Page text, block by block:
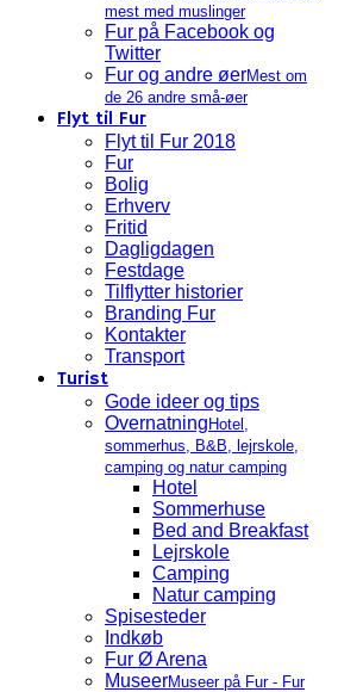
mest med muslinger
Fur på Facebook og
Twitter
Fur og andre øerMest om
de 26 andre små-øer
Flyt til Fur
Flyt til Fur 2018
Fur
Bolig
Erhverv
Fritid
Dagligdagen
Festdage
Tilflytter historier
Branding Fur
Kontakter
Transport
Turist
Gode ideer og tips
Overnatning Hotel,
sommerhus, B&B, lejrskole,
camping og natur camping
Hotel
Sommerhuse
Bed and Breakfast
Lejrskole
Camping
Natur camping
Spisesteder
Indkøb
Fur Ø Arena
MuseerMuseer på Fur - Fur